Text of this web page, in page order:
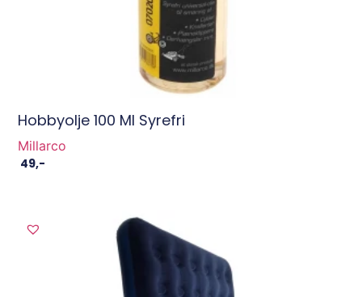
Hobbyolje 100 Ml Syrefri
Millarco
49,-